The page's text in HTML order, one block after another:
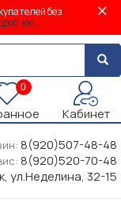
без
0
Кабинет
8(920)507-48-48
8(920)520-70-48
ул.Неделина, 32-15